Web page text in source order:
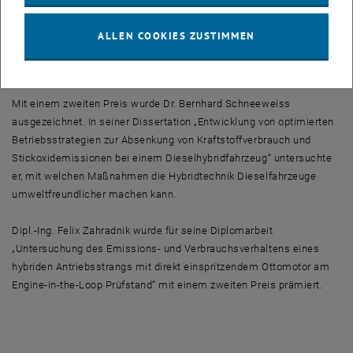
for Novel Wireless Sensing Applications“. Sie beschäftigte sich mit
der Technik drahtloser Kommunikationsnetze, die in Zukunft die
Mit einem zweiten Preis wurde Dr. Bernhard Schneeweiss
ausgezeichnet. In seiner Dissertation „Entwicklung von optimierten
Betriebsstrategien zur Absenkung von Kraftstoffverbrauch und
Stickoxidemissionen bei einem Dieselhybridfahrzeug“ untersuchte
er, mit welchen Maßnahmen die Hybridtechnik Dieselfahrzeuge
umweltfreundlicher machen kann.
Dipl.-Ing. Felix Zahradnik wurde für seine Diplomarbeit
„Untersuchung des Emissions- und Verbrauchsverhaltens eines
hybriden Antriebsstrangs mit direkt einspritzendem Ottomotor am
Engine-in-the-Loop Prüfstand“ mit einem zweiten Preis prämiert.
ALLEN COOKIES ZUSTIMMEN